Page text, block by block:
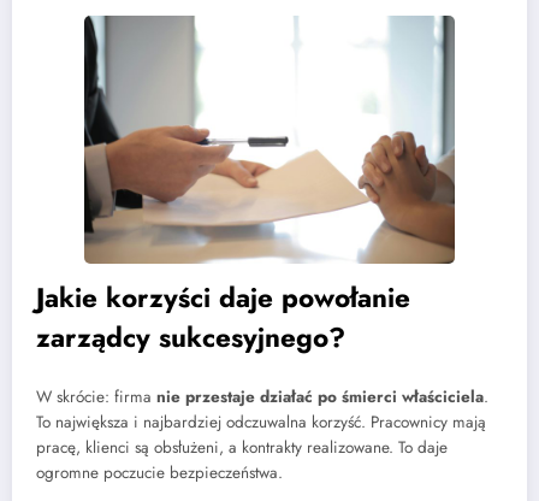
Jakie korzyści daje powołanie
zarządcy sukcesyjnego?
W skrócie: firma nie przestaje działać po śmierci właściciela.
To największa i najbardziej odczuwalna korzyść. Pracownicy mają
pracę, klienci są obsłużeni, a kontrakty realizowane. To daje
ogromne poczucie bezpieczeństwa.